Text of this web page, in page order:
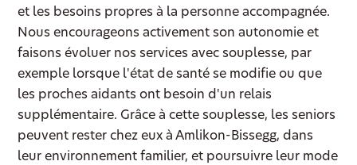
et les besoins propres à la personne accompagnée.
Nous encourageons activement son autonomie et
faisons évoluer nos services avec souplesse, par
exemple lorsque l'état de santé se modifie ou que
les proches aidants ont besoin d'un relais
supplémentaire. Grâce à cette souplesse, les seniors
peuvent rester chez eux à Amlikon-Bissegg, dans
leur environnement familier, et poursuivre leur mode